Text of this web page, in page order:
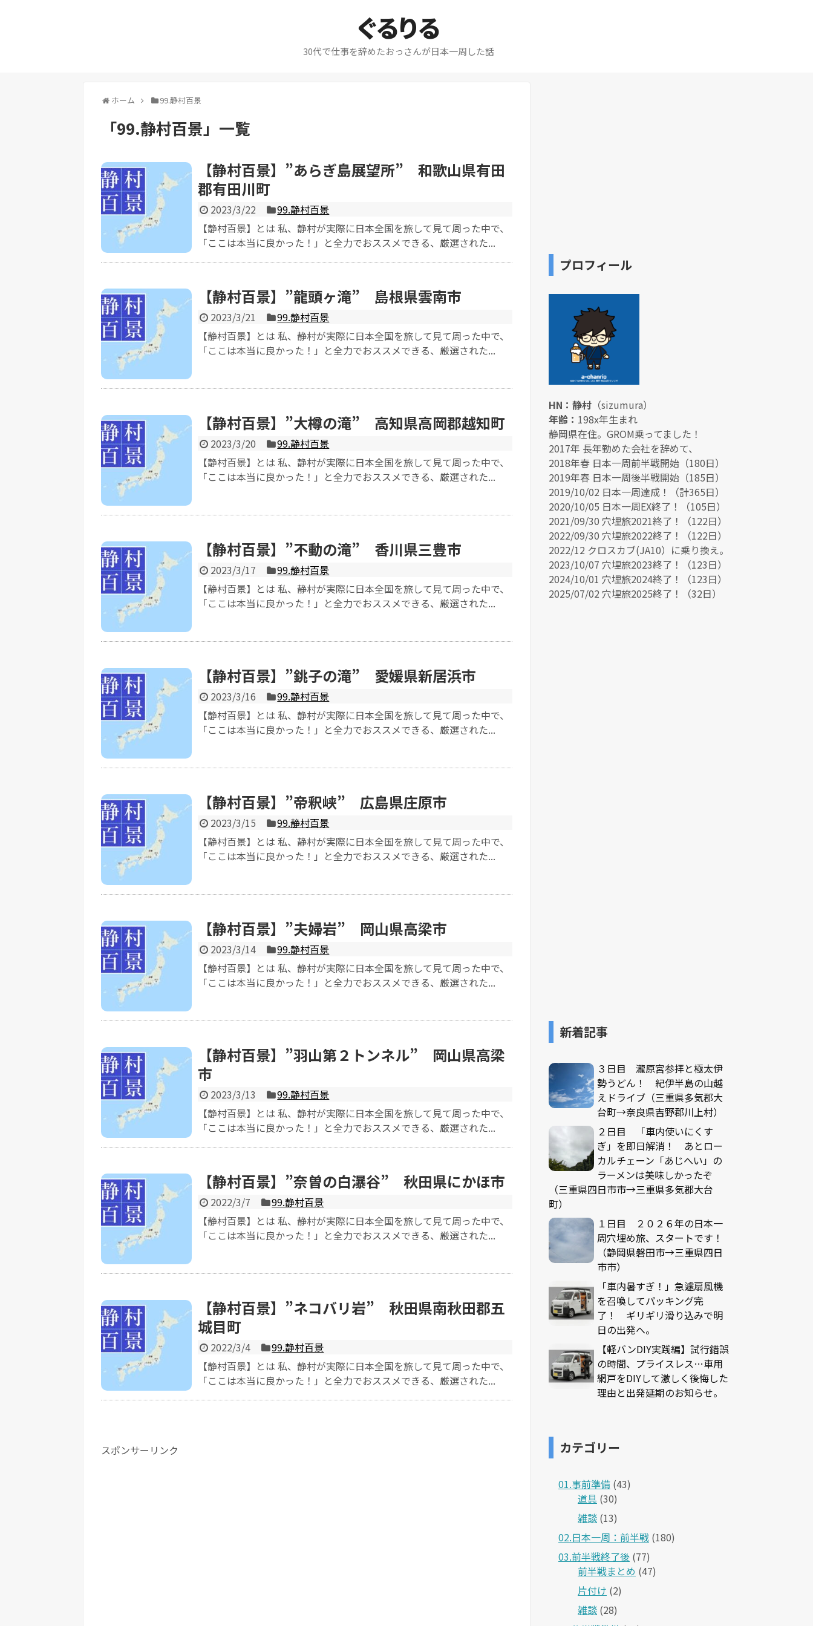
ぐるりる
30代で仕事を辞めたおっさんが日本一周した話
ホーム 99.静村百景
「99.静村百景」 一覧
【静村百景】”あらぎ島展望所” 和歌山県有田
郡有田川町
2023/3/22
99.静村百景
【静村百景】とは 私、静村が実際に日本全国を旅して見て周った中で、
「ここは本当に良かった！」と全力でおススメできる、厳選された...
【静村百景】”龍頭ヶ滝” 島根県雲南市
2023/3/21
99.静村百景
【静村百景】とは 私、静村が実際に日本全国を旅して見て周った中で、
「ここは本当に良かった！」と全力でおススメできる、厳選された...
【静村百景】”大樽の滝” 高知県高岡郡越知町
2023/3/20
99.静村百景
【静村百景】とは 私、静村が実際に日本全国を旅して見て周った中で、
「ここは本当に良かった！」と全力でおススメできる、厳選された...
【静村百景】”不動の滝” 香川県三豊市
2023/3/17
99.静村百景
【静村百景】とは 私、静村が実際に日本全国を旅して見て周った中で、
「ここは本当に良かった！」と全力でおススメできる、厳選された...
【静村百景】”銚子の滝” 愛媛県新居浜市
2023/3/16
99.静村百景
【静村百景】とは 私、静村が実際に日本全国を旅して見て周った中で、
「ここは本当に良かった！」と全力でおススメできる、厳選された...
【静村百景】”帝釈峡” 広島県庄原市
2023/3/15
99.静村百景
【静村百景】とは 私、静村が実際に日本全国を旅して見て周った中で、
「ここは本当に良かった！」と全力でおススメできる、厳選された...
【静村百景】”夫婦岩” 岡山県高梁市
2023/3/14
99.静村百景
【静村百景】とは 私、静村が実際に日本全国を旅して見て周った中で、
「ここは本当に良かった！」と全力でおススメできる、厳選された...
【静村百景】”羽山第２トンネル” 岡山県高梁
市
2023/3/13
99.静村百景
【静村百景】とは 私、静村が実際に日本全国を旅して見て周った中で、
「ここは本当に良かった！」と全力でおススメできる、厳選された...
【静村百景】”奈曽の白瀑谷” 秋田県にかほ市
2022/3/7
99.静村百景
【静村百景】とは 私、静村が実際に日本全国を旅して見て周った中で、
「ここは本当に良かった！」と全力でおススメできる、厳選された...
【静村百景】”ネコバリ岩” 秋田県南秋田郡五
城目町
2022/3/4
99.静村百景
【静村百景】とは 私、静村が実際に日本全国を旅して見て周った中で、
「ここは本当に良かった！」と全力でおススメできる、厳選された...
スポンサーリンク
プロフィール
HN：静村 （sizumura）
年齢： 198x年生まれ
静岡県在住。GROM乗ってました！
2017年 長年勤めた会社を辞めて、
2018年春 日本一周前半戦開始（180日）
2019年春 日本一周後半戦開始（185日）
2019/10/02 日本一周達成！（計365日）
2020/10/05 日本一周EX終了！（105日）
2021/09/30 穴埋旅2021終了！（122日）
2022/09/30 穴埋旅2022終了！（122日）
2022/12 クロスカブ(JA10）に乗り換え。
2023/10/07 穴埋旅2023終了！（123日）
2024/10/01 穴埋旅2024終了！（123日）
2025/07/02 穴埋旅2025終了！（32日）
新着記事
３日目 瀧原宮参拝と極太伊
勢うどん！ 紀伊半島の山越
えドライブ（三重県多気郡大
台町→奈良県吉野郡川上村）
２日目 「車内使いにくす
ぎ」を即日解消！ あとロー
カルチェーン「あじへい」の
ラーメンは美味しかったぞ
（三重県四日市市→三重県多気郡大台
町）
１日目 ２０２６年の日本一
周穴埋め旅、スタートです！
（静岡県磐田市→三重県四日
市市）
「車内暑すぎ！」急遽扇風機
を召喚してパッキング完
了！ ギリギリ滑り込みで明
日の出発へ。
【軽バンDIY実践編】試行錯誤
の時間、プライスレス…車用
網戸をDIYして激しく後悔した
理由と出発延期のお知らせ。
カテゴリー
01.事前準備 (43)
道具 (30)
雑談 (13)
02.日本一周：前半戦 (180)
03.前半戦終了後 (77)
前半戦まとめ (47)
片付け (2)
雑談 (28)